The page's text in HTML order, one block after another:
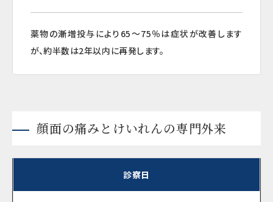
薬物の漸増投与により65～75％は症状が改善します
が、約半数は2年以内に再発します。
顔面の痛みとけいれんの専門外来
診察日